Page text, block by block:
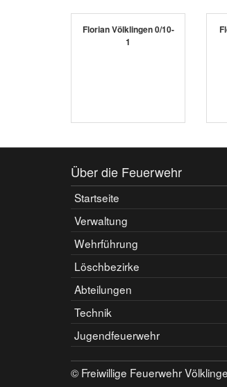
Florian Völklingen 0/10-
1
Über die Feuerwehr
Startseite
Verwaltung
Wehrführung
Löschbezirke
Abteilungen
Technik
Jugendfeuerwehr
© Freiwillige Feuerwehr